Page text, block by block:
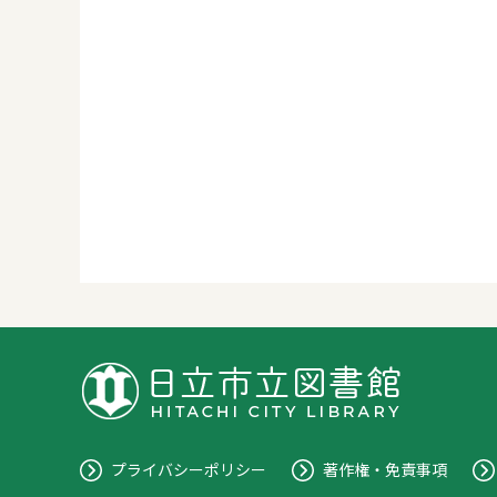
プライバシーポリシー 著作権・免責事項